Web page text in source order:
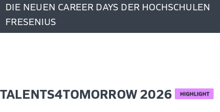
DIE NEUEN CAREER DAYS DER HOCHSCHULEN
FRESENIUS
TALENTS4TOMORROW 2026